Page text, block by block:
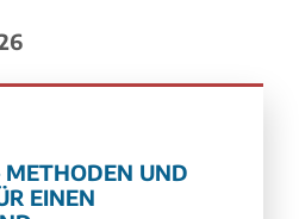
UND
EINEN